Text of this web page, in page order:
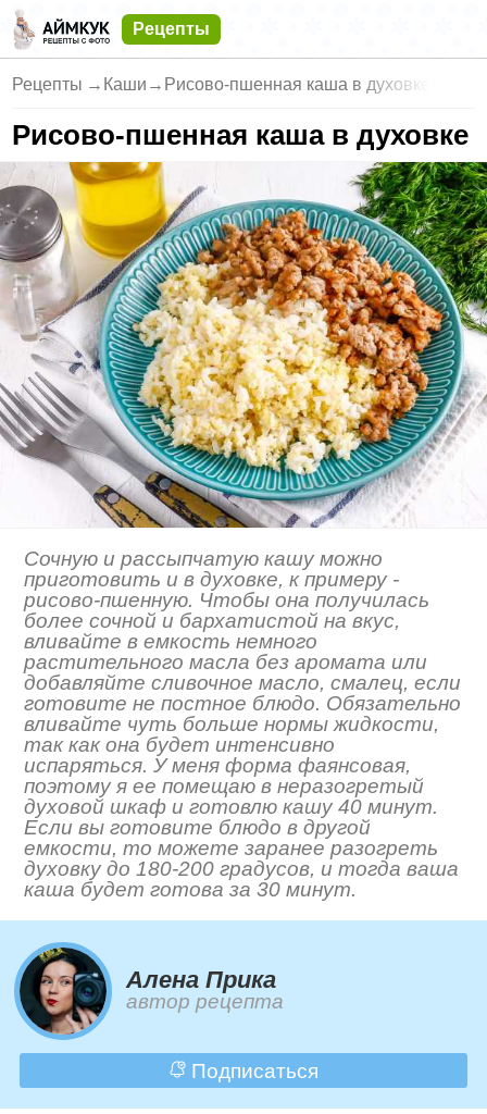
Рецепты
Рецепты → Каши → Рисово-пшенная каша в духовке
Рисово-пшенная каша в духовке
Сочную и рассыпчатую кашу можно
приготовить и в духовке, к примеру -
рисово-пшенную. Чтобы она получилась
более сочной и бархатистой на вкус,
вливайте в емкость немного
растительного масла без аромата или
добавляйте сливочное масло, смалец, если
готовите не постное блюдо. Обязательно
вливайте чуть больше нормы жидкости,
так как она будет интенсивно
испаряться. У меня форма фаянсовая,
поэтому я ее помещаю в неразогретый
духовой шкаф и готовлю кашу 40 минут.
Если вы готовите блюдо в другой
емкости, то можете заранее разогреть
духовку до 180-200 градусов, и тогда ваша
каша будет готова за 30 минут.
Алена Прика
автор рецепта
Подписаться